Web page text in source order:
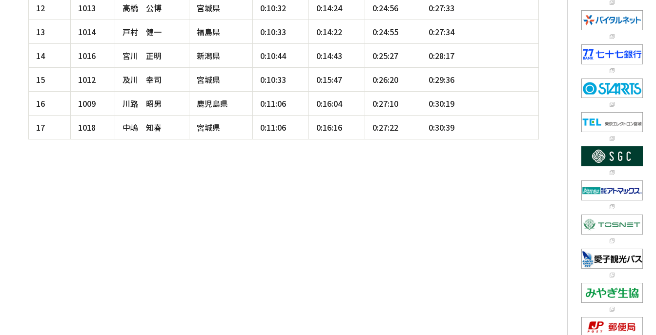
12 1013 高橋 公博 宮城県 0:10:32 0:14:24 0:24:56 0:27:33
13 1014 戸村 健一 福島県 0:10:33 0:14:22 0:24:55 0:27:34
14 1016 宮川 正明 新潟県 0:10:44 0:14:43 0:25:27 0:28:17
15 1012 及川 幸司 宮城県 0:10:33 0:15:47 0:26:20 0:29:36
16 1009 川路 昭男 鹿児島県 0:11:06 0:16:04 0:27:10 0:30:19
17 1018 中嶋 知春 宮城県 0:11:06 0:16:16 0:27:22 0:30:39